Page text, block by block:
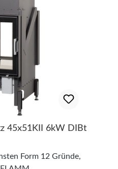
45x51KII 6kW DIBt
Form 12 Gründe,